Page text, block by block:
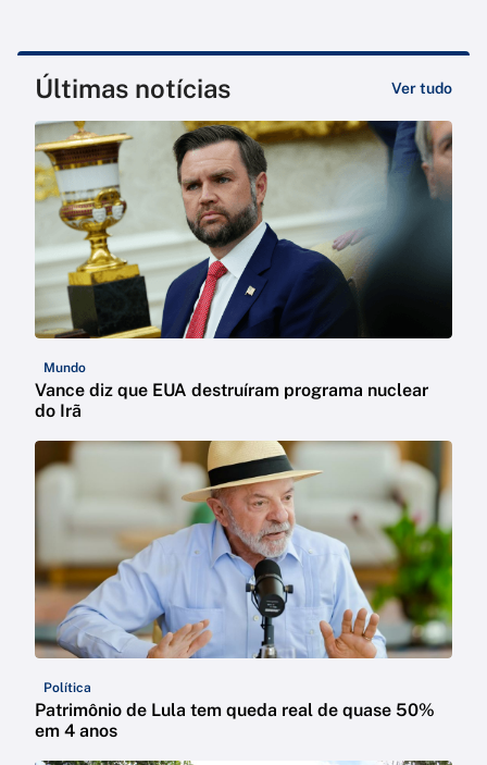
Últimas notícias Ver tudo
Mundo
Vance diz que EUA destruíram programa nuclear
do Irã
Política
Patrimônio de Lula tem queda real de quase 50%
em 4 anos